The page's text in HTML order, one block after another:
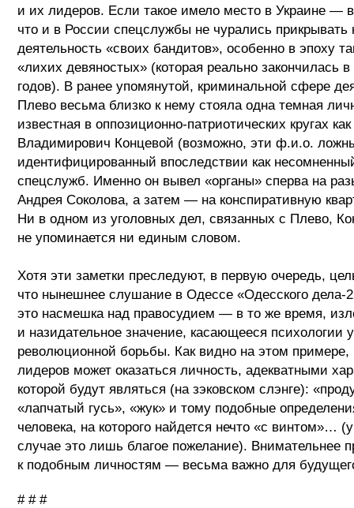
и их лидеров. Если такое имело место в Украине —
что и в России спецслужбы не чурались
деятельность «своих бандитов», особенно в эпоху
«лихих девяностых» (которая реально закончилась
годов). В ранее упомянутой, криминальной сфере
Плево весьма близко к нему стояла одна темная
известная в оппозиционно-патриотических кругах
Владимирович Концевой (возможно, эти ф.и.о.
идентифицированный впоследствии как
спецслужб. Именно он вывел «органы» сперва на
Андрея Соколова, а затем — на конспиративную
Ни в одном из уголовных дел, связанных с Плево,
не упоминается ни единым словом.
Хотя эти заметки преследуют, в первую очередь,
что нынешнее слушание в Одессе «Одесского дела-
это насмешка над правосудием — в то же время,
и назидательное значение, касающееся психологии
революционной борьбы. Как видно на этом примере,
лидеров может оказаться личность, адекватными
которой будут являться (на зэковском слэнге):
«лапчатый гусь», «жук» и тому подобные
человека, на которого найдется нечто «с винтом»…
случае это лишь благое пожелание). Внимательнее
к подобным личностям — весьма важно для
# # #